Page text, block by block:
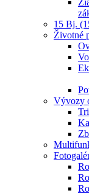
15 Bj.
Životné
Vývozy